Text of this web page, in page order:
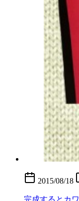
2015/08/18
完成するとカ